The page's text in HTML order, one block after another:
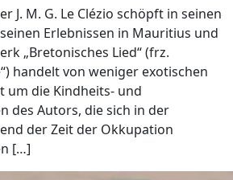
J. M. G. Le Clézio schöpft in seinen
Erlebnissen in Mauritius und
„Bretonisches Lied“ (frz.
handelt von weniger exotischen
um die Kindheits- und
des Autors, die sich in der
der Zeit der Okkupation
[…]